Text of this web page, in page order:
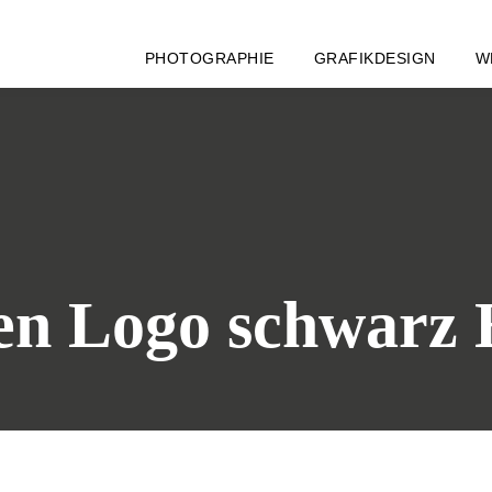
PHOTOGRAPHIE GRAFIKDESIGN
Logo schwarz